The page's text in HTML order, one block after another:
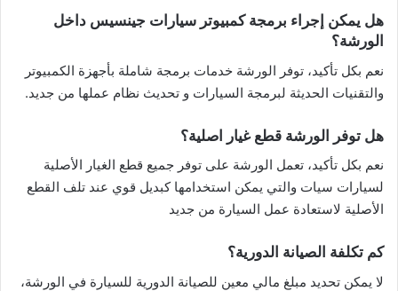
هل يمكن إجراء برمجة كمبيوتر سيارات جينسيس داخل
الورشة؟
نعم بكل تأكيد، توفر الورشة خدمات برمجة شاملة بأجهزة الكمبيوتر
والتقنيات الحديثة لبرمجة السيارات و تحديث نظام عملها من جديد.
هل توفر الورشة قطع غيار اصلية؟
نعم بكل تأكيد، تعمل الورشة على توفر جميع قطع الغيار الأصلية
لسيارات سيات والتي يمكن استخدامها كبديل قوي عند تلف القطع
الأصلية لاستعادة عمل السيارة من جديد
كم تكلفة الصيانة الدورية؟
لا يمكن تحديد مبلغ مالي معين للصيانة الدورية للسيارة في الورشة،